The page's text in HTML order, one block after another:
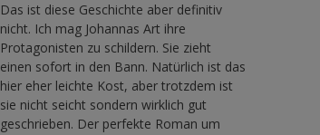
Das ist diese Geschichte aber definitiv
nicht. Ich mag Johannas Art ihre
Protagonisten zu schildern. Sie zieht
einen sofort in den Bann. Natürlich ist das
hier eher leichte Kost, aber trotzdem ist
sie nicht seicht sondern wirklich gut
geschrieben. Der perfekte Roman um